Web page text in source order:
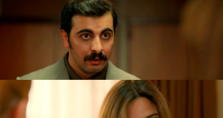
Por otro lado,Züleyhaha comprobado que la
historia de
Demircon Hülya es cierta, por ello
quiere ir a verla. Para ello, las mujeres deben darle
la dirección de la chica... ¡Züleyha las pagará mil
liras por ella! Pero madre e hija quieren más,
aunque Züleyha no está dispuesta a dárselo...
¿Qué pasará?
En el próximo capítulo de 'Tierra Amarga'
veremos como
Züleyhase marcha de la mansión
Yaman rumbo a Esmirna. La joven tiene la